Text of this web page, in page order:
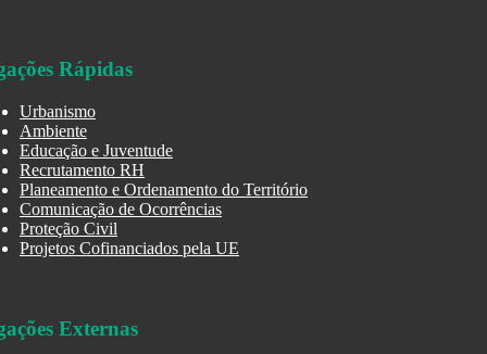
Rápidas
Urbanismo
Ambiente
Educação e Juventude
Recrutamento RH
Planeamento e Ordenamento do Território
Comunicação de Ocorrências
Proteção Civil
Projetos Cofinanciados pela UE
Externas